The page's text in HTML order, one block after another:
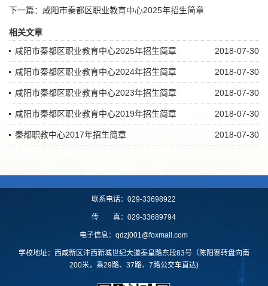
下一篇： 咸阳市秦都区职业教育中心2025年招生简章
相关文章
2018-07-30
咸阳市秦都区职业教育中心2025年招生简章
2018-07-30
咸阳市秦都区职业教育中心2024年招生简章
2018-07-30
咸阳市秦都区职业教育中心2023年招生简章
2018-07-30
咸阳市秦都区职业教育中心2019年招生简章
2018-07-30
秦都职教中心2017年招生简章
联系电话：029-33698922
传 真：029-33689794
电子信息：qdzj001@foxmail.com
学校地址：西咸新区沣西新城世纪大道秦皇路东段83号（陈阳寨转盘向南
200米，乘29路、37路、7路公交车直达)